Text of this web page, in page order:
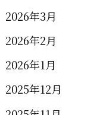
2026年3月
2026年2月
2026年1月
2025年12月